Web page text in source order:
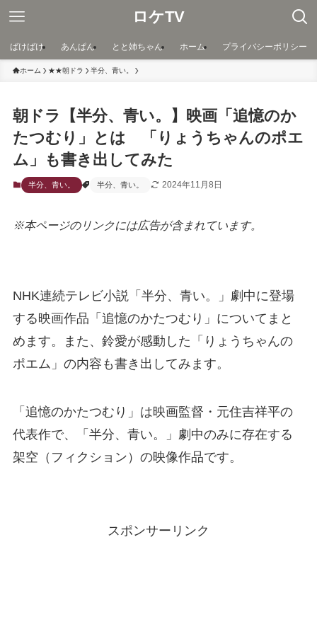
ロケTV
ばけばけ あんぱん とと姉ちゃん ホーム プライバシーポリシー
ホーム ★★朝ドラ 半分、青い。
朝ドラ【半分、青い。】映画「追憶のか
たつむり」とは 「りょうちゃんのポエ
ム」も書き出してみた
半分、青い。 半分、青い。 2024年11月8日
※本ページのリンクには広告が含まれています。
NHK連続テレビ小説「半分、青い。」劇中に登場
する映画作品「追憶のかたつむり」についてまと
めます。また、鈴愛が感動した「りょうちゃんの
ポエム」の内容も書き出してみます。
「追憶のかたつむり」は映画監督・元住吉祥平の
代表作で、「半分、青い。」劇中のみに存在する
架空（フィクション）の映像作品です。
スポンサーリンク